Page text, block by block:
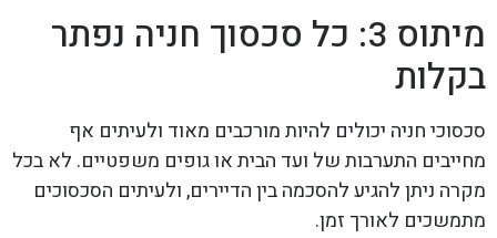
מיתוס 3: כל סכסוך חניה נפתר
בקלות
סכסוכי חניה יכולים להיות מורכבים מאוד ולעיתים אף
מחייבים התערבות של ועד הבית או גופים משפטיים. לא בכל
מקרה ניתן להגיע להסכמה בין הדיירים, ולעיתים הסכסוכים
מתמשכים לאורך זמן.